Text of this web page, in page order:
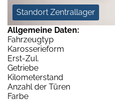
Standort Zentrallager
Allgemeine Daten:
Fahrzeugtyp
Karosserieform
Erst-Zul.
Getriebe
Kilometerstand
Anzahl der Türen
Farbe